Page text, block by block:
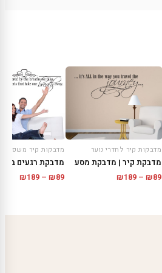
מדבקות קיר לחדרי נוער
מדבקת קיר | מדבקת מסע
₪89
–
₪189
מדבקות קיר משפטים
מדבקת רגעים
₪89
–
₪189